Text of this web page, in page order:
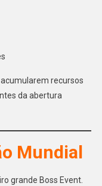
recursos
da abertura
Mundial
grande Boss Event.